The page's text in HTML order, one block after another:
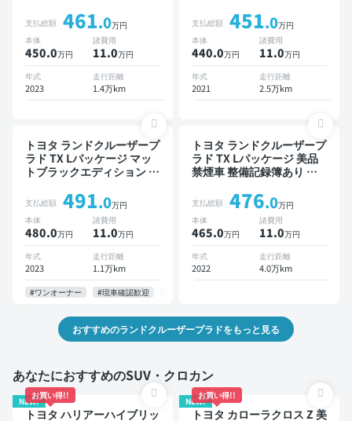
ットあり 本革シート TV ブ
ラインドスポットモニター
オートクルーズ 3列シート
スマートキー ETC サンル
ーフ バックモニター ドラ
イブレコーダー 衝突軽減 7
人乗り
支払総額 461.0万円
本体
450.0万円
諸費用
11.0万円
年式
2023
走行距離
1.4万km
ィスプレイオーディオ ※ナ
ビキットあり 本革シート
TV ブラインドスポットモ
ニター オートクルーズ ス
マートキー ETC サンルー
フ バックモニター 全方位
カメラ ドライブレコーダー
支払総額 451.0万円
本体
440.0万円
諸費用
11.0万円
年式
2021
走行距離
2.5万km
トヨタ ランドクルーザープ
ラド TX Lパッケージ マッ
トブラックエディション 禁
スプレイオーディオ ※ナビ
キットあり 本革シート ブ
ラインドスポットモニター
オートクルーズ 3列シート
スマートキー ETC サンル
ーフ バックモニター 全方
位カメラ 衝突軽減 7人乗り
支払総額 491.0万円
本体
480.0万円
諸費用
11.0万円
年式
2023
走行距離
1.1万km
#ワンオーナー #現車確認歓迎
トヨタ ランドクルーザープ
ラド TX Lパッケージ 美品
禁煙車 整備記録簿あり デ
ビキットあり 本革シート
TV ブラインドスポットモ
ニター オートクルーズ 3列
シート スマートキー ETC
サンルーフ バックモニター
全方位カメラ ドライブレコ
ーダー 社外アルミ 衝突軽
支払総額 476.0万円
本体
465.0万円
諸費用
11.0万円
年式
2022
走行距離
4.0万km
おすすめのランドクルーザープラドをもっと見る
あなたにおすすめのSUV・クロカン
NEW!
お買い得!!
トヨタ ハリアーハイブリッ
NEW!
お買い得!!
トヨタ カローラクロス Z 美